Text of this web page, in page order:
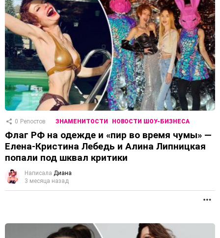
0 Репостов ЗНАМЕНИТОСТИ НОВОСТИ ШОУ-БИЗНЕСА
Флаг РФ на одежде и «пир во время чумы» —
Елена-Кристина Лебедь и Алина Липницкая
попали под шквал критики
Написала Диана
3 месяца назад